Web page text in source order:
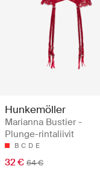
Hunkemöller
Marianna Bustier -
Plunge-rintaliivit
B C D E
32 € 64 €